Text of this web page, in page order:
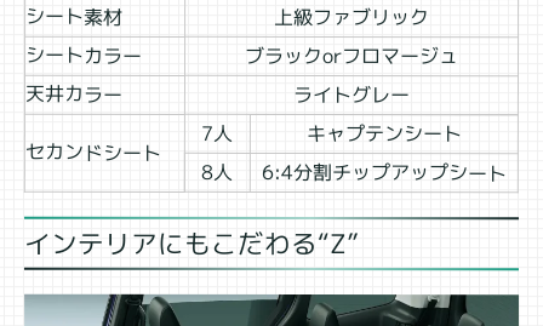
シート素材 上級ファブリック
シートカラー ブラックorフロマージュ
天井カラー ライトグレー
セカンドシート
7人 キャプテンシート
8人 6:4分割チップアップシート
インテリアにもこだわる“Z”